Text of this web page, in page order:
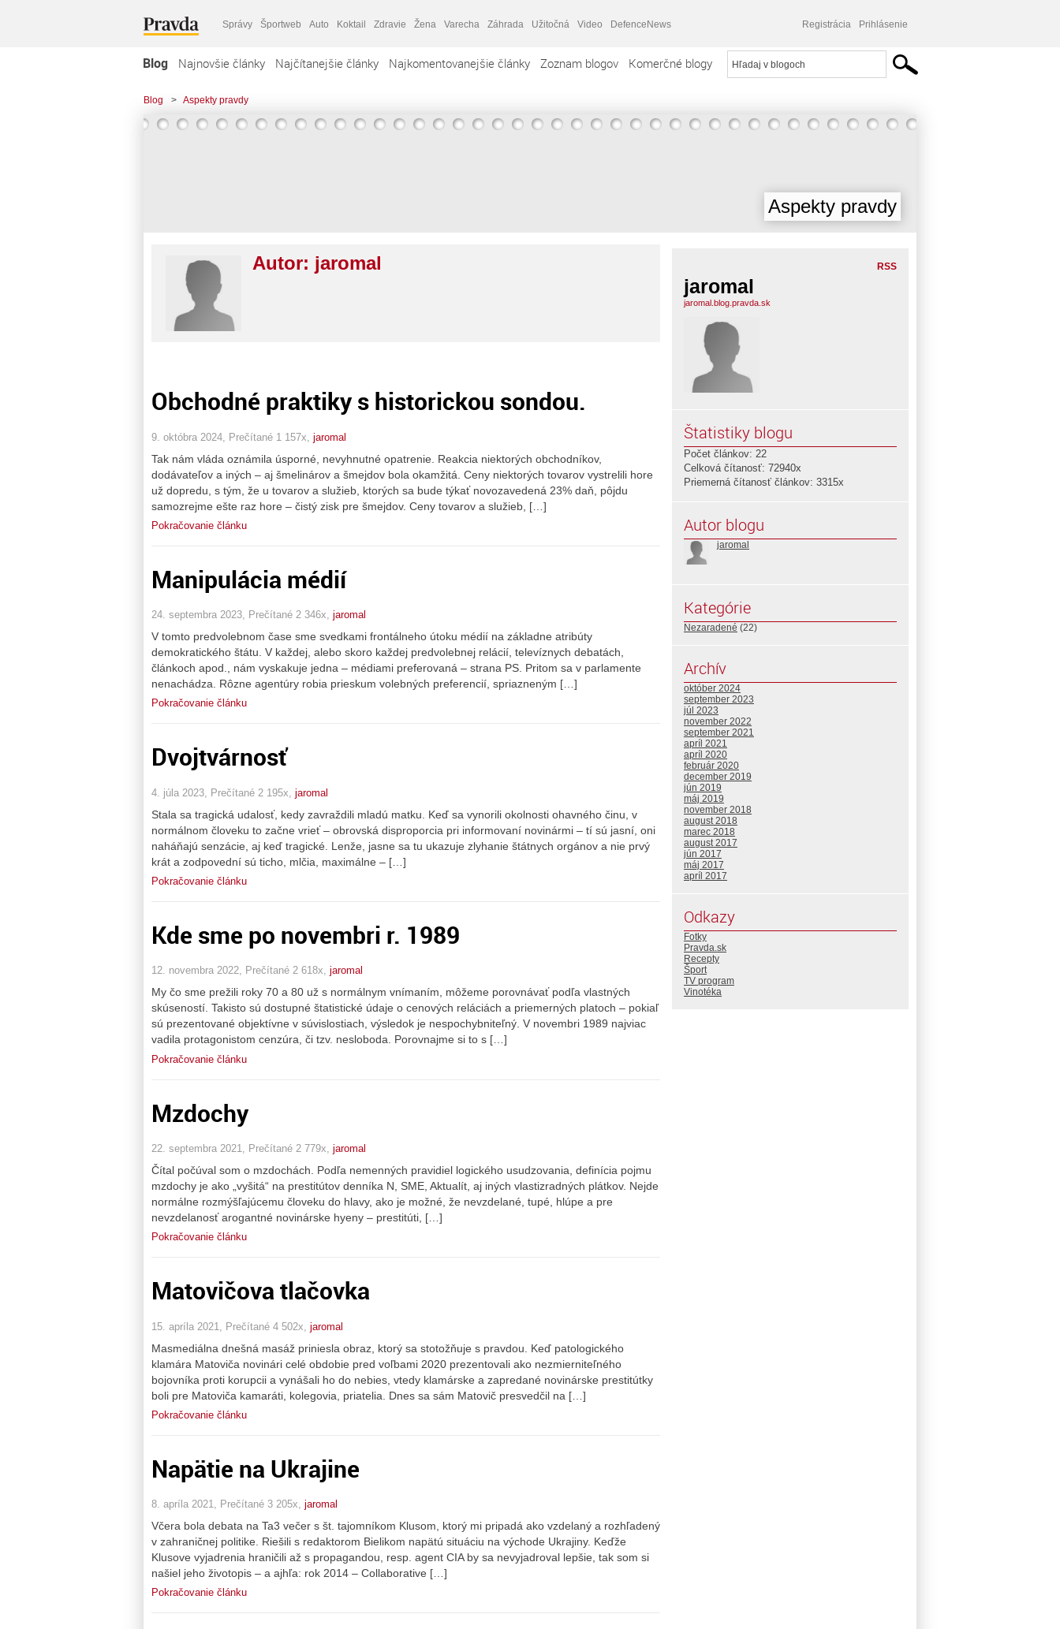
Správy Športweb Auto Koktail Zdravie Žena Varecha Záhrada Užitočná Video DefenceNews Registrácia Prihlásenie
Blog Najnovšie články Najčítanejšie články Najkomentovanejšie články Zoznam blogov Komerčné blogy
Blog > Aspekty pravdy
Aspekty pravdy
Autor: jaromal
Obchodné praktiky s historickou sondou.
9. októbra 2024, Prečítané 1 157x, jaromal
Tak nám vláda oznámila úsporné, nevyhnutné opatrenie. Reakcia niektorých obchodníkov,
dodávateľov a iných – aj šmelinárov a šmejdov bola okamžitá. Ceny niektorých tovarov vystrelili hore
už dopredu, s tým, že u tovarov a služieb, ktorých sa bude týkať novozavedená 23% daň, pôjdu
samozrejme ešte raz hore – čistý zisk pre šmejdov. Ceny tovarov a služieb, […]
Pokračovanie článku
Manipulácia médií
24. septembra 2023, Prečítané 2 346x, jaromal
V tomto predvolebnom čase sme svedkami frontálneho útoku médií na základne atribúty
demokratického štátu. V každej, alebo skoro každej predvolebnej relácií, televíznych debatách,
článkoch apod., nám vyskakuje jedna – médiami preferovaná – strana PS. Pritom sa v parlamente
nenachádza. Rôzne agentúry robia prieskum volebných preferencií, spriazneným […]
Pokračovanie článku
Dvojtvárnosť
4. júla 2023, Prečítané 2 195x, jaromal
Stala sa tragická udalosť, kedy zavraždili mladú matku. Keď sa vynorili okolnosti ohavného činu, v
normálnom človeku to začne vrieť – obrovská disproporcia pri informovaní novinármi – tí sú jasní, oni
naháňajú senzácie, aj keď tragické. Lenže, jasne sa tu ukazuje zlyhanie štátnych orgánov a nie prvý
krát a zodpovední sú ticho, mlčia, maximálne – […]
Pokračovanie článku
Kde sme po novembri r. 1989
12. novembra 2022, Prečítané 2 618x, jaromal
My čo sme prežili roky 70 a 80 už s normálnym vnímaním, môžeme porovnávať podľa vlastných
skúseností. Takisto sú dostupné štatistické údaje o cenových reláciách a priemerných platoch – pokiaľ
sú prezentované objektívne v súvislostiach, výsledok je nespochybniteľný. V novembri 1989 najviac
vadila protagonistom cenzúra, či tzv. nesloboda. Porovnajme si to s […]
Pokračovanie článku
Mzdochy
22. septembra 2021, Prečítané 2 779x, jaromal
Čítal počúval som o mzdochách. Podľa nemenných pravidiel logického usudzovania, definícia pojmu
mzdochy je ako „vyšitá“ na prestitútov denníka N, SME, Aktualít, aj iných vlastizradných plátkov. Nejde
normálne rozmýšľajúcemu človeku do hlavy, ako je možné, že nevzdelané, tupé, hlúpe a pre
nevzdelanosť arogantné novinárske hyeny – prestitúti, […]
Pokračovanie článku
Matovičova tlačovka
15. apríla 2021, Prečítané 4 502x, jaromal
Masmediálna dnešná masáž priniesla obraz, ktorý sa stotožňuje s pravdou. Keď patologického
klamára Matoviča novinári celé obdobie pred voľbami 2020 prezentovali ako nezmierniteľného
bojovníka proti korupcii a vynášali ho do nebies, vtedy klamárske a zapredané novinárske prestitútky
boli pre Matoviča kamaráti, kolegovia, priatelia. Dnes sa sám Matovič presvedčil na […]
Pokračovanie článku
Napätie na Ukrajine
8. apríla 2021, Prečítané 3 205x, jaromal
Včera bola debata na Ta3 večer s št. tajomníkom Klusom, ktorý mi pripadá ako vzdelaný a rozhľadený
v zahraničnej politike. Riešili s redaktorom Bielikom napätú situáciu na východe Ukrajiny. Keďže
Klusove vyjadrenia hraničili až s propagandou, resp. agent CIA by sa nevyjadroval lepšie, tak som si
našiel jeho životopis – a ajhľa: rok 2014 – Collaborative […]
Pokračovanie článku
RSS
jaromal
jaromal.blog.pravda.sk
Štatistiky blogu
Počet článkov: 22
Celková čítanosť: 72940x
Priemerná čítanosť článkov: 3315x
Autor blogu
jaromal
Kategórie
Nezaradené (22)
Archív
október 2024
september 2023
júl 2023
november 2022
september 2021
apríl 2021
apríl 2020
február 2020
december 2019
jún 2019
máj 2019
november 2018
august 2018
marec 2018
august 2017
jún 2017
máj 2017
apríl 2017
Odkazy
Fotky
Pravda.sk
Recepty
Šport
TV program
Vinotéka